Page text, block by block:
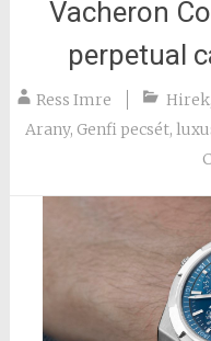
Vacheron
perpetual
Ress Imre Hirek
Arany, Genfi pecsét,